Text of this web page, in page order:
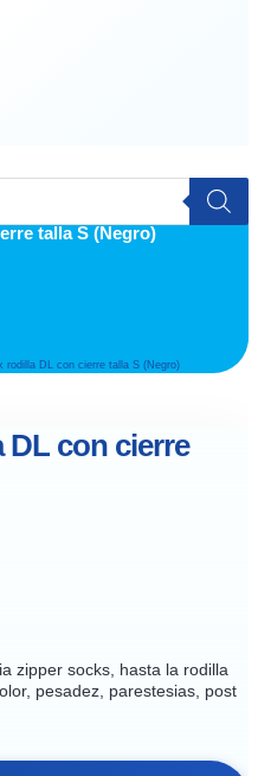
talla S (Negro)
rodilla DL con cierre talla S (Negro)
DL con cierre
zipper socks, hasta la rodilla
pesadez, parestesias, post